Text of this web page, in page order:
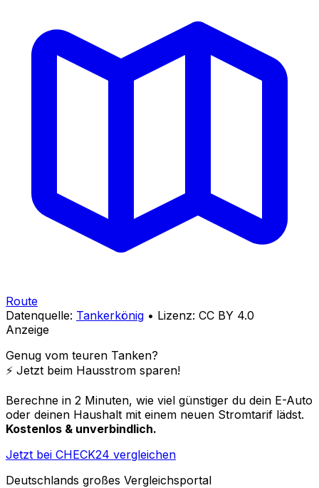
Route
Datenquelle: Tankerkönig • Lizenz: CC BY 4.0
Anzeige
Genug vom teuren Tanken?
⚡️ Jetzt beim Hausstrom sparen!
Berechne in 2 Minuten, wie viel günstiger du dein E-Auto
oder deinen Haushalt mit einem neuen Stromtarif lädst.
Kostenlos & unverbindlich.
Jetzt bei CHECK24 vergleichen
Deutschlands großes Vergleichsportal